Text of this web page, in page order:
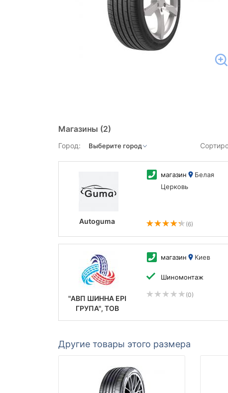
Магазины (2)
Город:
Autoguma
магазин
Белая
Церковь
(6)
"АВП ШИННА ЕРІ
ГРУПА", ТОВ
магазин Киев
Шиномонтаж
(0)
Другие товары этого размера